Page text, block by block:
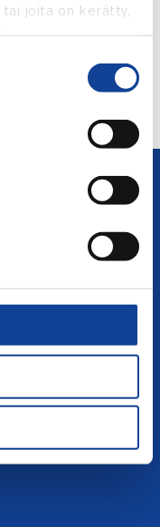
joita on kerätty,
Narva
Helsinki